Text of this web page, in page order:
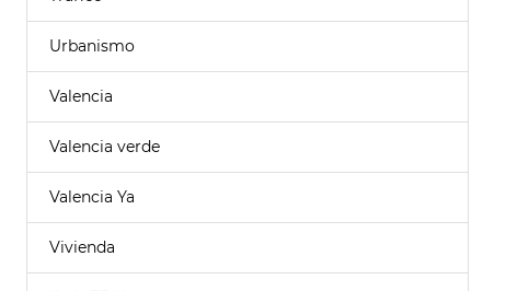
Urbanismo
Valencia
Valencia verde
Valencia Ya
Vivienda